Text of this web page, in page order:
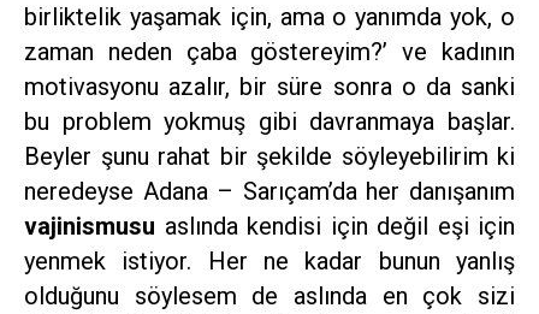
birliktelik yaşamak için, ama o yanımda yok, o
zaman neden çaba göstereyim?’ ve kadının
motivasyonu azalır, bir süre sonra o da sanki
bu problem yokmuş gibi davranmaya başlar.
Beyler şunu rahat bir şekilde söyleyebilirim ki
neredeyse Adana – Sarıçam’da her danışanım
vajinismusu aslında kendisi için değil eşi için
yenmek istiyor. Her ne kadar bunun yanlış
olduğunu söylesem de aslında en çok sizi